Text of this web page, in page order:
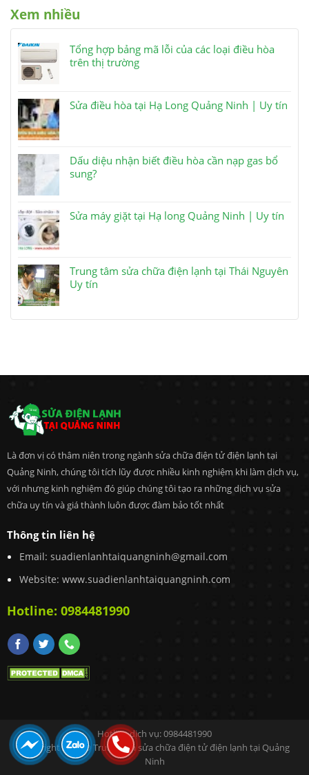
Xem nhiều
Tổng hợp bảng mã lỗi của các loại điều hòa
trên thị trường
Sửa điều hòa tại Hạ Long Quảng Ninh | Uy tín
Dấu diệu nhận biết điều hòa cần nạp gas bổ
sung?
Sửa máy giặt tại Hạ long Quảng Ninh | Uy tín
Trung tâm sửa chữa điện lạnh tại Thái Nguyên
Uy tín
Là đơn vị có thâm niên trong ngành sửa chữa điện tử điện lạnh tại
Quảng Ninh, chúng tôi tích lũy được nhiều kinh nghiệm khi làm dịch vụ,
với nhưng kinh nghiệm đó giúp chúng tôi tạo ra những dịch vụ sửa
chữa uy tín và giá thành luôn được đàm bảo tốt nhất
Thông tin liên hệ
Email: suadienlanhtaiquangninh@gmail.com
Website: www.suadienlanhtaiquangninh.com
Hotline: 0984481990
Hotline dịch vụ:0984481990
Copyright 2021 ©Trung tâm sửa chữa điện tử điện lạnh tại Quảng
Ninh